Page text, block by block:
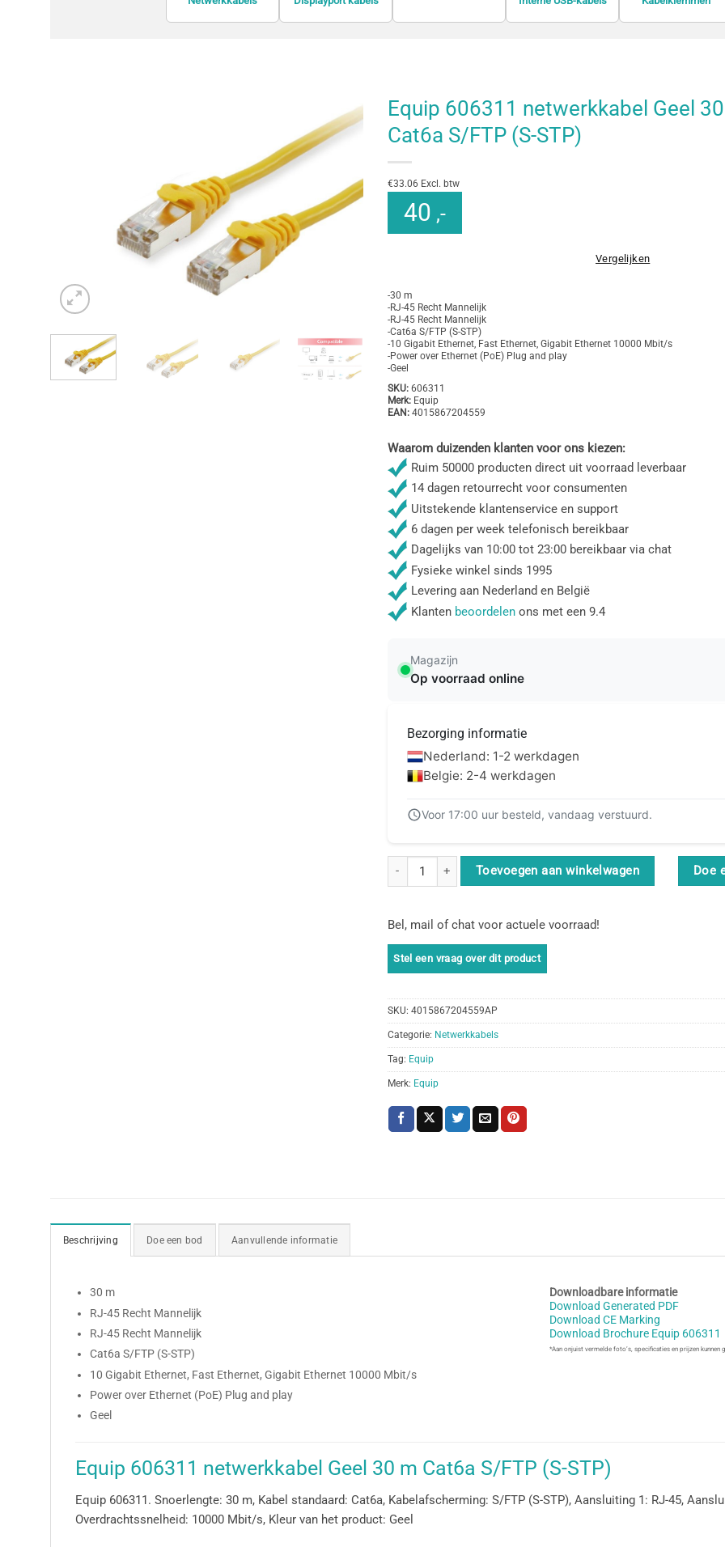
Equip 606311 netwerkkabel Geel
Cat6a S/FTP (S-STP)
€33.06 Excl. btw
40 ,-
Vergelijken
-30 m
-RJ-45 Recht Mannelijk
-RJ-45 Recht Mannelijk
-Cat6a S/FTP (S-STP)
-10 Gigabit Ethernet, Fast Ethernet, Gigabit Ethernet 10000 Mbit/s
-Power over Ethernet (PoE) Plug and play
-Geel
SKU:606311
Merk:Equip
EAN:4015867204559
Waarom duizenden klanten voor ons kiezen:
Ruim 50000 producten direct uit voorraad leverbaar
14 dagen retourrecht voor consumenten
Uitstekende klantenservice en support
6 dagen per week telefonisch bereikbaar
Dagelijks van 10:00 tot 23:00 bereikbaar via chat
Fysieke winkel sinds 1995
Levering aan Nederland en België
Klanten beoordelenons met een 9.4
Magazijn
Op voorraad online
Bezorging informatie
Nederland: 1-2 werkdagen
Belgie: 2-4 werkdagen
Voor 17:00 uur besteld, vandaag verstuurd.
Equip 606311 netwerkkabel Geel 30 m Cat6a S/FTP (S-STP) aantal
Toevoegen aan winkelwagen Doe
Bel, mail of chat voor actuele voorraad!
SKU: 4015867204559AP
Categorie: Netwerkkabels
Tag: Equip
Merk: Equip
Beschrijving Doe een bod Aanvullende informatie
30 m
RJ-45 Recht Mannelijk
RJ-45 Recht Mannelijk
Cat6a S/FTP (S-STP)
10 Gigabit Ethernet, Fast Ethernet, Gigabit Ethernet 10000 Mbit/s
Power over Ethernet (PoE) Plug and play
Geel
Downloadbare informatie
Download Generated PDF
Download CE Marking
Download Brochure Equip 606311
*Aan onjuist vermelde foto’s, specificaties en prijzen kunnen
Equip 606311 netwerkkabel Geel 30 m Cat6a S/FTP (S-STP)
Equip 606311. Snoerlengte: 30 m, Kabel standaard: Cat6a, Kabelafscherming: S/FTP (S-STP), Aansluiting 1: RJ-45,
Overdrachtssnelheid: 10000 Mbit/s, Kleur van het product: Geel